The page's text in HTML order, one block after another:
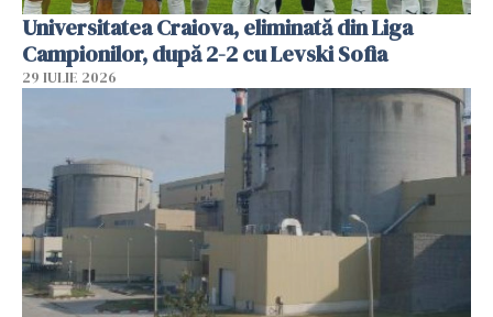
Universitatea Craiova, eliminată din Liga
Campionilor, după 2-2 cu Levski Sofia
29 IULIE 2026